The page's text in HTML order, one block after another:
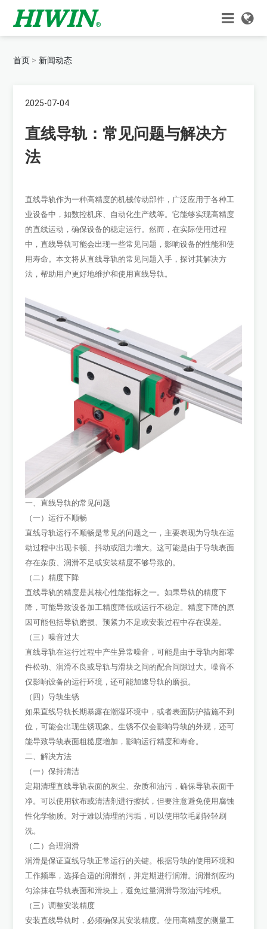
首页 新闻动态
2025-07-04
直线导轨：常见问题与解决方
法
直线导轨作为一种高精度的机械传动部件，广泛应用于各种工
业设备中，如数控机床、自动化生产线等。它能够实现高精度
的直线运动，确保设备的稳定运行。然而，在实际使用过程
中，直线导轨可能会出现一些常见问题，影响设备的性能和使
用寿命。本文将从直线导轨的常见问题入手，探讨其解决方
法，帮助用户更好地维护和使用直线导轨。
一、直线导轨的常见问题
（一）运行不顺畅
直线导轨运行不顺畅是常见的问题之一，主要表现为导轨在运
动过程中出现卡顿、抖动或阻力增大。这可能是由于导轨表面
存在杂质、润滑不足或安装精度不够导致的。
（二）精度下降
直线导轨的精度是其核心性能指标之一。如果导轨的精度下
降，可能导致设备加工精度降低或运行不稳定。精度下降的原
因可能包括导轨磨损、预紧力不足或安装过程中存在误差。
（三）噪音过大
直线导轨在运行过程中产生异常噪音，可能是由于导轨内部零
件松动、润滑不良或导轨与滑块之间的配合间隙过大。噪音不
仅影响设备的运行环境，还可能加速导轨的磨损。
（四）导轨生锈
如果直线导轨长期暴露在潮湿环境中，或者表面防护措施不到
位，可能会出现生锈现象。生锈不仅会影响导轨的外观，还可
能导致导轨表面粗糙度增加，影响运行精度和寿命。
二、解决方法
（一）保持清洁
定期清理直线导轨表面的灰尘、杂质和油污，确保导轨表面干
净。可以使用软布或清洁剂进行擦拭，但要注意避免使用腐蚀
性化学物质。对于难以清理的污垢，可以使用软毛刷轻轻刷
洗。
（二）合理润滑
润滑是保证直线导轨正常运行的关键。根据导轨的使用环境和
工作频率，选择合适的润滑剂，并定期进行润滑。润滑剂应均
匀涂抹在导轨表面和滑块上，避免过量润滑导致油污堆积。
（三）调整安装精度
安装直线导轨时，必须确保其安装精度。使用高精度的测量工